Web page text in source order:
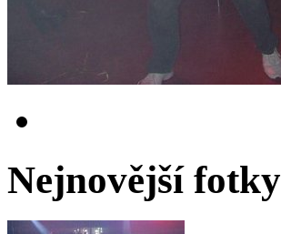
Nejnovější fotky